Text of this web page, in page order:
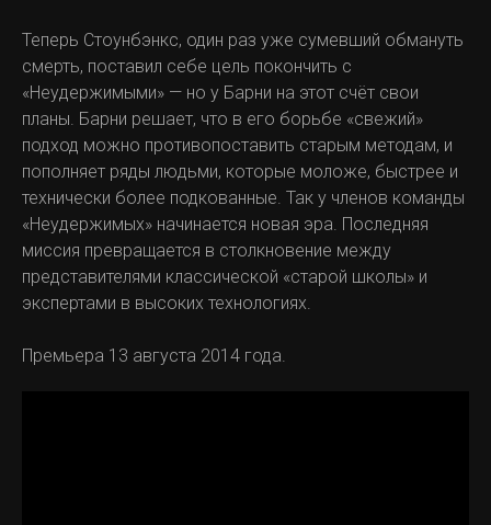
Теперь Стоунбэнкс, один раз уже сумевший обмануть
смерть, поставил себе цель покончить с
«Неудержимыми» — но у Барни на этот счёт свои
планы. Барни решает, что в его борьбе «свежий»
подход можно противопоставить старым методам, и
пополняет ряды людьми, которые моложе, быстрее и
технически более подкованные. Так у членов команды
«Неудержимых» начинается новая эра. Последняя
миссия превращается в столкновение между
представителями классической «старой школы» и
экспертами в высоких технологиях.
Премьера 13 августа 2014 года.